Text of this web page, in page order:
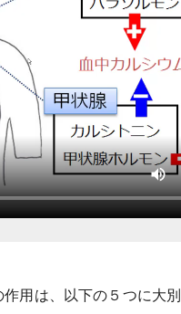
用は、以下の５つに大別